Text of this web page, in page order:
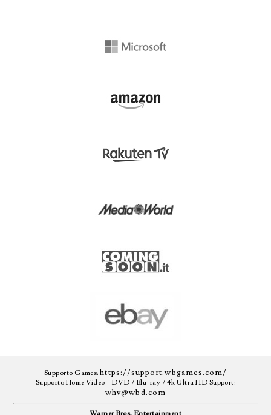
Supporto Games:https://support.wbgames.com/
Supporto Home Video - DVD / Blu-ray / 4k Ultra HD Support:
whv@wbd.com